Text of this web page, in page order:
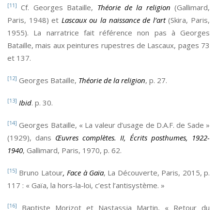
[11] Cf. Georges Bataille, Théorie de la religion (Gallimard,
Paris, 1948) et Lascaux ou la naissance de l’art(Skira, Paris,
1955). La narratrice fait référence non pas à Georges
Bataille, mais aux peintures rupestres de Lascaux, pages 73
et 137.
[12] Georges Bataille, Théorie de la religion, p. 27.
[13] Ibid. p. 30.
[14] Georges Bataille, « La valeur d’usage de D.A.F. de Sade »
(1929), dans Œuvres complètes. II, Écrits posthumes, 1922-
1940, Gallimard, Paris, 1970, p. 62.
[15] Bruno Latour, Face à Gaïa, La Découverte, Paris, 2015, p.
117 : « Gaïa, la hors-la-loi, c’est l’antisystème. »
[16] Baptiste Morizot et Nastassja Martin, « Retour du